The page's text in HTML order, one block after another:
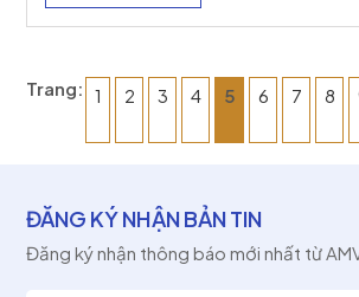
Trang: 1 2 3 4 5 6 7 8
ĐĂNG KÝ NHẬN BẢN TIN
Đăng ký nhận thông báo mới nhất từ